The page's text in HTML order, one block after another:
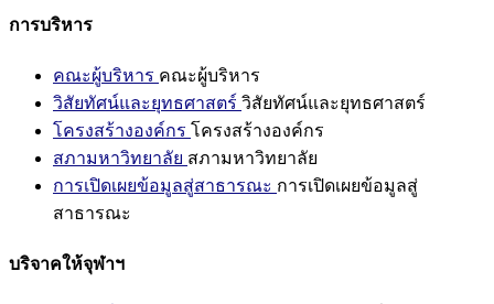
การบริหาร
คณะผู้บริหาร คณะผู้บริหาร
วิสัยทัศน์และยุทธศาสตร์ วิสัยทัศน์และยุทธศาสตร์
โครงสร้างองค์กร โครงสร้างองค์กร
สภามหาวิทยาลัย สภามหาวิทยาลัย
การเปิดเผยข้อมูลสู่สาธารณะ การเปิดเผยข้อมูลสู่
สาธารณะ
บริจาคให้จุฬาฯ